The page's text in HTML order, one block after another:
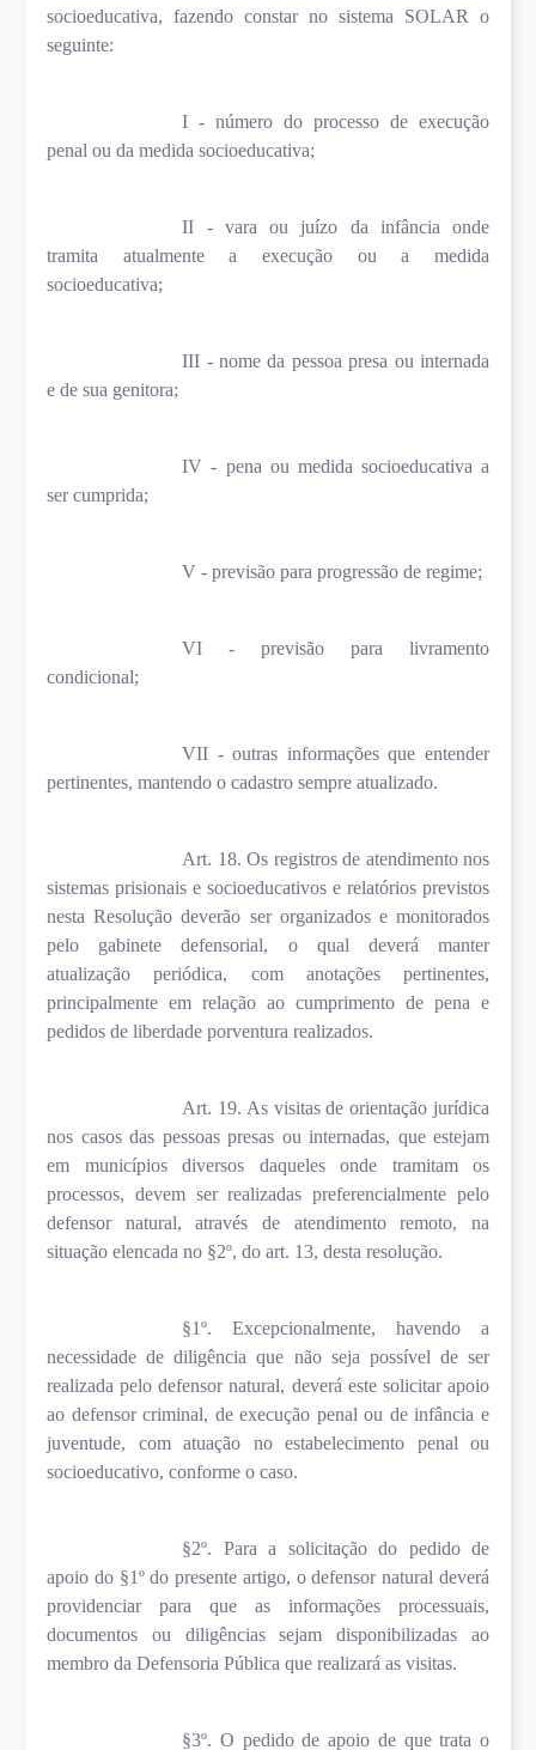
socioeducativa, fazendo constar no sistema SOLAR o
seguinte:
I - número do processo de execução
penal ou da medida socioeducativa;
II - vara ou juízo da infância onde
tramita atualmente a execução ou a medida
socioeducativa;
III - nome da pessoa presa ou internada
e de sua genitora;
IV - pena ou medida socioeducativa a
ser cumprida;
V - previsão para progressão de regime;
VI - previsão para livramento
condicional;
VII - outras informações que entender
pertinentes, mantendo o cadastro sempre atualizado.
Art. 18. Os registros de atendimento nos
sistemas prisionais e socioeducativos e relatórios previstos
nesta Resolução deverão ser organizados e monitorados
pelo gabinete defensorial, o qual deverá manter
atualização periódica, com anotações pertinentes,
principalmente em relação ao cumprimento de pena e
pedidos de liberdade porventura realizados.
Art. 19. As visitas de orientação jurídica
nos casos das pessoas presas ou internadas, que estejam
em municípios diversos daqueles onde tramitam os
processos, devem ser realizadas preferencialmente pelo
defensor natural, através de atendimento remoto, na
situação elencada no §2º, do art. 13, desta resolução.
§1º. Excepcionalmente, havendo a
necessidade de diligência que não seja possível de ser
realizada pelo defensor natural, deverá este solicitar apoio
ao defensor criminal, de execução penal ou de infância e
juventude, com atuação no estabelecimento penal ou
socioeducativo, conforme o caso.
§2º. Para a solicitação do pedido de
apoio do §1º do presente artigo, o defensor natural deverá
providenciar para que as informações processuais,
documentos ou diligências sejam disponibilizadas ao
membro da Defensoria Pública que realizará as visitas.
§3º. O pedido de apoio de que trata o